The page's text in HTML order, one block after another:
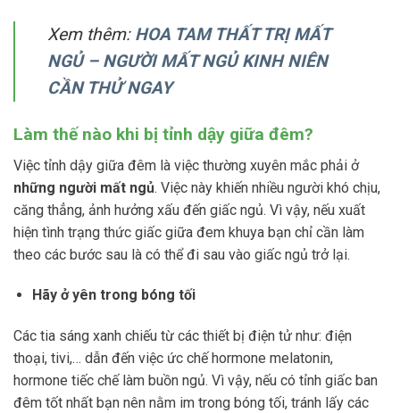
Xem thêm: HOA TAM THẤT TRỊ MẤT
NGỦ – NGƯỜI MẤT NGỦ KINH NIÊN
CẦN THỬ NGAY
Làm thế nào khi bị tỉnh dậy giữa đêm?
Việc tỉnh dậy giữa đêm là việc thường xuyên mắc phải ở
những người mất ngủ. Việc này khiến nhiều người khó chịu,
căng thẳng, ảnh hưởng xấu đến giấc ngủ. Vì vậy, nếu xuất
hiện tình trạng thức giấc giữa đem khuya bạn chỉ cần làm
theo các bước sau là có thể đi sau vào giấc ngủ trở lại.
Hãy ở yên trong bóng tối
Các tia sáng xanh chiếu từ các thiết bị điện tử như: điện
thoại, tivi,… dẫn đến việc ức chế hormone melatonin,
hormone tiếc chế làm buồn ngủ. Vì vậy, nếu có tỉnh giấc ban
đêm tốt nhất bạn nên nằm im trong bóng tối, tránh lấy các